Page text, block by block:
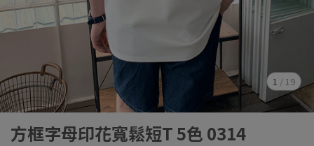
1 / 19
方框字母印花寬鬆短T 5色 0314